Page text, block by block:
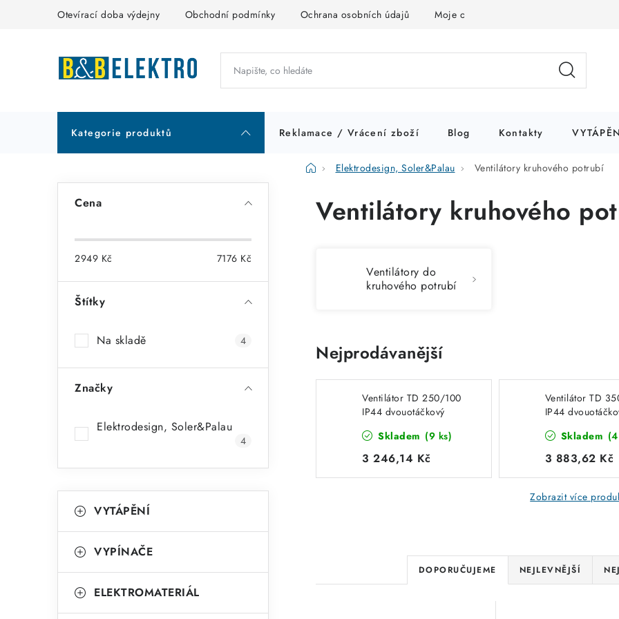
Otevírací doba výdejny Obchodní podmínky Ochrana osobních údajů Moje objednávka
Kategorie produktů Reklamace / Vrácení zboží Blog Kontakty
DomůElektrodesign, Soler&Palau Ventilátory kruhového potrubí
t
n
n
l
Cena
2949 Kč 7176 Kč
Štítky
Na skladě 4
Značky
Elektrodesign, Soler&Palau
4
kategorie
a
e
VYTÁPĚNÍ
VYPÍNAČE
ELEKTROMATERIÁL
Ventilátory kruhového
Ventilátory do
kruhového potrubí
Nejprodávanější
Ventilátor TD 250/100
IP44 dvouotáčkový
Skladem (9 ks)
3 246,14 Kč
Ventilátor TD
IP44
Skladem
3 883,62 Kč
Zobrazit více
Ř
a
DOPORUČUJEME NEJLEVNĚJŠÍ